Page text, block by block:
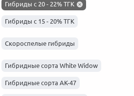
Гибриды с 20 - 22% ТГК
Гибриды с 15 - 20% ТГК
Скороспелые гибриды
Гибридные сорта White Widow
Гибридные сорта АК-47